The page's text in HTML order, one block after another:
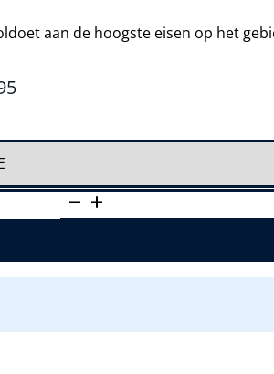
aan de hoogste eisen op het